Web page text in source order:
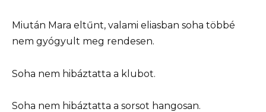
Miután Mara eltűnt, valami eliasban soha többé
nem gyógyult meg rendesen.
Soha nem hibáztatta a klubot.
Soha nem hibáztatta a sorsot hangosan.